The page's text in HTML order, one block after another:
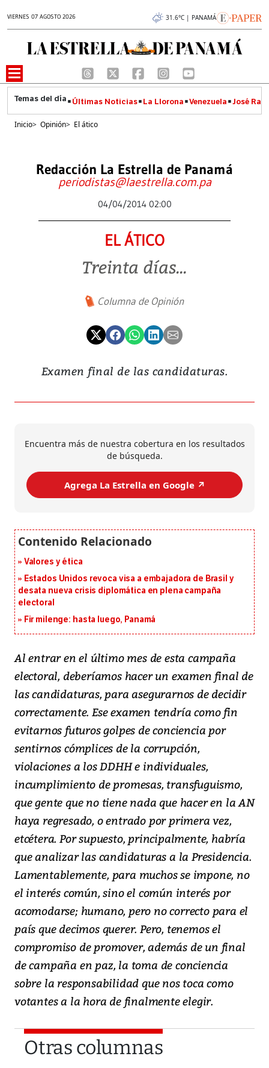
VIERNES 07 AGOSTO 2026 31.6°C | PANAMÁ
Últimas Noticias La Llorona Venezuela José
Inicio> Opinión> El ático
Redacción La Estrella de Panamá
periodistas@laestrella.com.pa
04/04/2014 02:00
EL ÁTICO
Treinta días...
Columna de Opinión
Examen final de las candidaturas.
Encuentra más de nuestra cobertura en los resultados
de búsqueda.
Agrega La Estrella en Google ↗️
Valores y ética
Estados Unidos revoca visa a embajadora de Brasil y
desata nueva crisis diplomática en plena campaña
electoral
Fir milenge: hasta luego, Panamá
Al entrar en el último mes de esta campaña
electoral, deberíamos hacer un examen final de
las candidaturas, para asegurarnos de decidir
correctamente. Ese examen tendría como fin
evitarnos futuros golpes de conciencia por
sentirnos cómplices de la corrupción,
violaciones a los DDHH e individuales,
incumplimiento de promesas, transfuguismo,
que gente que no tiene nada que hacer en la AN
haya regresado, o entrado por primera vez,
etcétera. Por supuesto, principalmente, habría
que analizar las candidaturas a la Presidencia.
Lamentablemente, para muchos se impone, no
el interés común, sino el común interés por
acomodarse; humano, pero no correcto para el
país que decimos querer. Pero, tenemos el
compromiso de promover, además de un final
de campaña en paz, la toma de conciencia
sobre la responsabilidad que nos toca como
votantes a la hora de finalmente elegir.
Otras columnas